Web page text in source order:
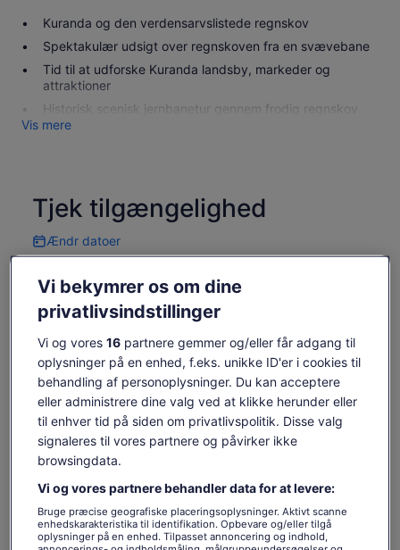
Kuranda og den verdensarvslistede regnskov
Spektakulær udsigt over regnskoven fra en svævebane
Tid til at udforske Kuranda landsby, markeder og
attraktioner
Historisk scenisk jernbanetur gennem frodig regnskov
Vis mere
Tjek tilgængelighed
Ændr datoer
Ændr
lør. 15. aug.
-
man. 17. aug.
Prisen
er
547 kr.
pr.
rejsende
547 kr.
inkl. skatter og gebyrer
pr. rejsende
Se billetter
Se originalteksten (på engelsk)
Giv os feedback om oversættelsenÅbner
i
en
ny
fane
Hvad er inkluderet, og hvad
er ikke
Gratis parkering ved Skyrail Smithfield Terminal
Adgang til Skyrail Rainforest Cableway og Kuranda
Scenic Rail med Kuranda Boarding Pass
Praktisk transfer fra Freshwater Station til din bil
Vi bekymrer os om dine
privatlivsindstillinger
Vi og vores 16partnere gemmer og/eller får adgang til
oplysninger på en enhed, f.eks. unikke ID'er i cookies til
behandling af personoplysninger. Du kan acceptere
eller administrere dine valg ved at klikke herunder eller
til enhver tid på siden om privatlivspolitik. Disse valg
signaleres til vores partnere og påvirker ikke
browsingdata.
Vi og vores partnere behandler data for at levere:
Bruge præcise geografiske placeringsoplysninger. Aktivt scanne
enhedskarakteristika til identifikation. Opbevare og/eller tilgå
oplysninger på en enhed. Tilpasset annoncering og indhold,